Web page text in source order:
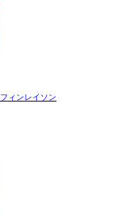
フィンレイソン